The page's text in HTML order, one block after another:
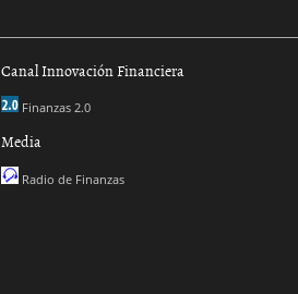
Canal Innovación Financiera
Finanzas 2.0
Media
Radio de Finanzas